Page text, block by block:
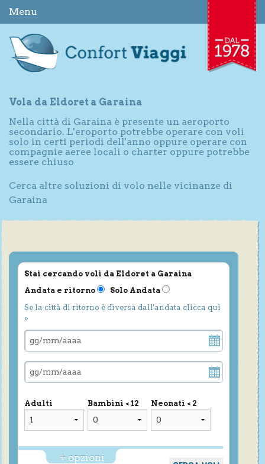
Menu
Vola da Eldoret a Garaina
Nella città di Garaina è presente un aeroporto
secondario. L'eroporto potrebbe operare con voli
solo in certi periodi dell'anno oppure operare con
compagnie aeree locali o charter oppure potrebbe
essere chiuso
Cerca altre soluzioni di volo nelle vicinanze di
Garaina
Stai cercando voli da Eldoret a Garaina
Andata e ritorno
Solo Andata
Se la città di ritorno è diversa dall'andata clicca qui
»
Adulti Bambini < 12 Neonati < 2
+ opzioni